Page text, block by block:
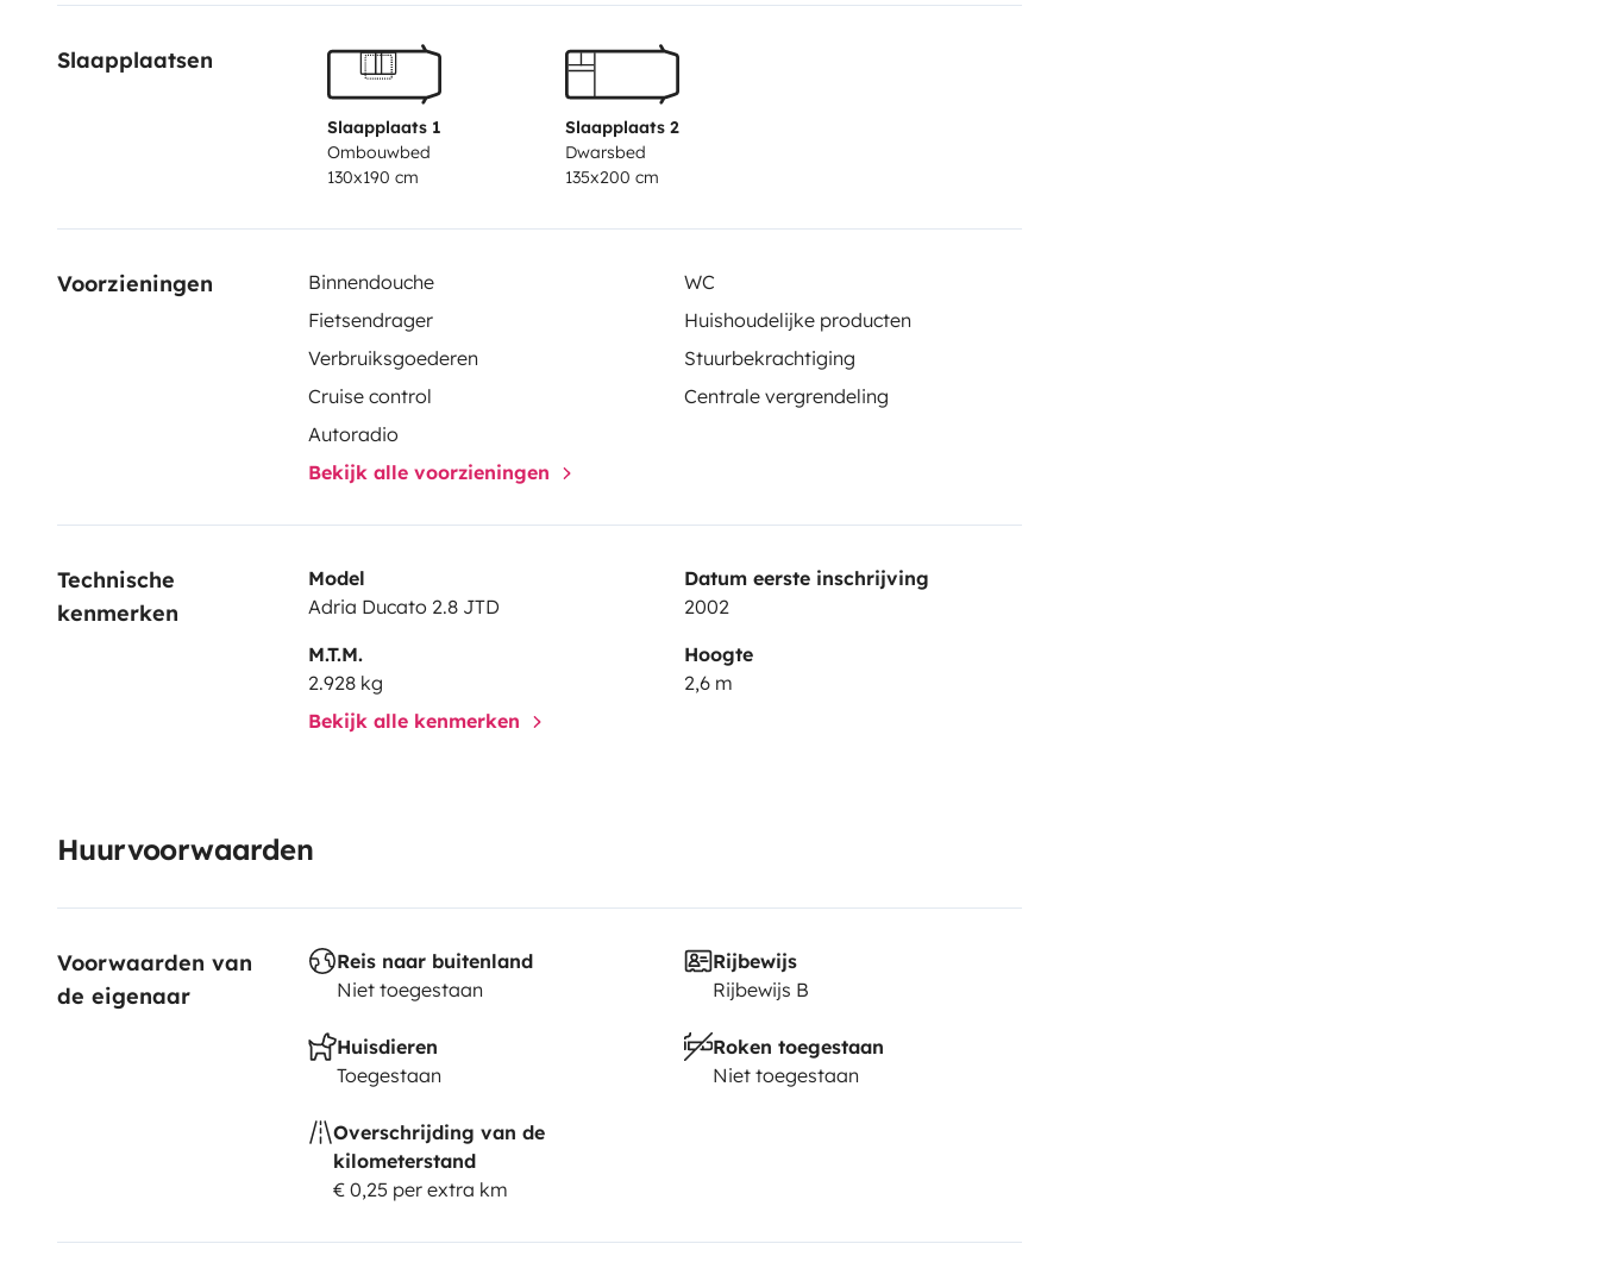
Slaapplaatsen
Slaapplaats 1
Ombouwbed
130x190 cm
Slaapplaats 2
Dwarsbed
135x200 cm
Voorzieningen Binnendouche
WC
Fietsendrager
Huishoudelijke producten
Verbruiksgoederen
Stuurbekrachtiging
Cruise control
Centrale vergrendeling
Autoradio
Bekijk alle voorzieningen
Technische
kenmerken
Model
Adria Ducato 2.8 JTD
Datum eerste inschrijving
2002
M.T.M.
2.928 kg
Hoogte
2,6 m
Bekijk alle kenmerken
Huurvoorwaarden
Voorwaarden van
de eigenaar
Reis naar buitenland
Niet toegestaan
Rijbewijs
Rijbewijs B
Huisdieren
Toegestaan
Roken toegestaan
Niet toegestaan
Overschrijding van de
kilometerstand
€ 0,25 per extra km